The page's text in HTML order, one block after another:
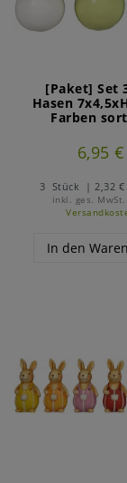
[Paket] Set
Hasen
Farben
6,95 €
3 Stück | 2,32 €
inkl. ges. MwSt.
In den